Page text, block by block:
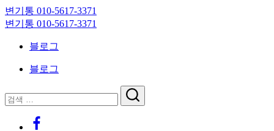
Skip
to
content
변기통 010-5617-3371
변
대
변기통 010-5617-3371
크
블로그
블로그
닫
기
검
검
https://www.facebook.com/